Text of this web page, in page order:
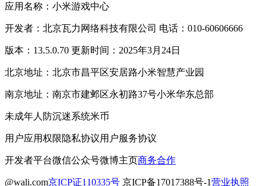
应用名称：小米游戏中心
开发者：北京瓦力网络科技有限公司 电话：010-60606666
版本：13.5.0.70 更新时间：2025年3月24日
北京地址：北京市昌平区安居路小米智慧产业园
南京地址：南京市建邺区永初路37号小米华东总部
未成年人防沉迷系统米币
用户应用权限隐私协议用户服务协议
开发者平台微信公众号微博主页商务合作
@wali.com京ICP证110335号 京ICP备17017388号-1营业执照